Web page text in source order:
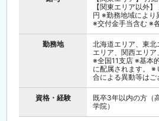
【関東エリア以外
円 ※勤務地域によ
※交付金手当含む ※
勤務地
北海道エリア、東
エリア、関西エリ
※全国11支店 ※基本
に配属されます。 ※
合による異動等はご
資格・経験
既卒3年以内の方（
学院）